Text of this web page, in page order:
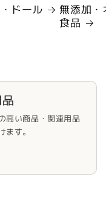
ドール
無添加・
食品
高い商品・関連用品
す。